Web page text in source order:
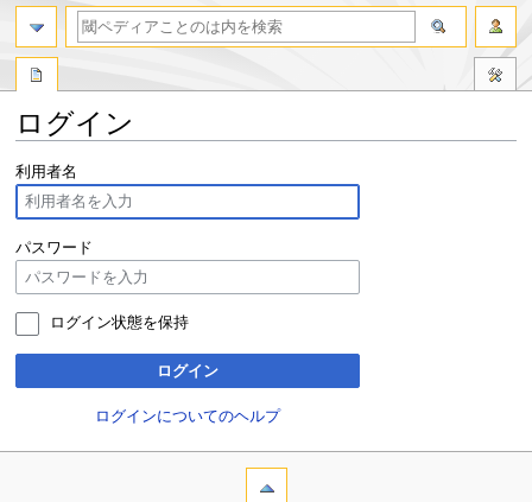
ログイン
ナ
ビ
ゲ
ー
シ
ョ
移
検
索
に
移
動
利用者名
パスワード
ログイン状態を保持
ログイン
ログインについてのヘルプ